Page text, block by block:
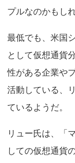
プルなのかもし
最低でも、米国
として仮想通貨
性がある企業や
活動している、
ているようだ。
リュー氏は、「
しての仮想通貨